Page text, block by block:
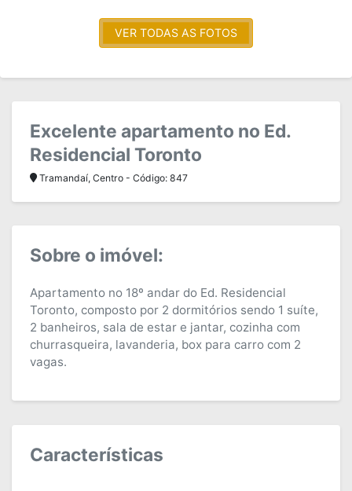
VER TODAS AS FOTOS
Excelente apartamento no Ed.
Residencial Toronto
Tramandaí, Centro - Código: 847
Sobre o imóvel:
Apartamento no 18º andar do Ed. Residencial
Toronto, composto por 2 dormitórios sendo 1 suíte,
2 banheiros, sala de estar e jantar, cozinha com
churrasqueira, lavanderia, box para carro com 2
vagas.
Características